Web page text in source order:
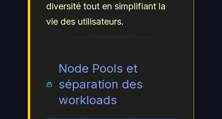
diversité tout en simplifiant la
vie des utilisateurs.
Node Pools et
séparation des
workloads